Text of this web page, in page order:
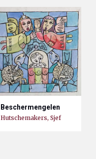
Beschermengelen
Hutschemakers, Sjef